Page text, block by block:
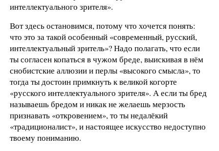
интеллектуального зрителя».
Вот здесь остановимся, потому что хочется понять:
что это за такой особенный «современный, русский,
интеллектуальный зритель»? Надо полагать, что если
ты согласен копаться в чужом бреде, выискивая в нём
снобистские аллюзии и перлы «высокого смысла», то
тогда ты достоин примкнуть к великой когорте
«русского интеллектуального зрителя». А если ты бред
называешь бредом и никак не желаешь мерзость
признавать «откровением», то ты недалёкий
«традиционалист», и настоящее искусство недоступно
твоему пониманию.